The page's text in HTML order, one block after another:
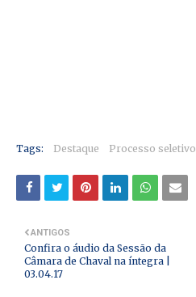
Tags: Destaque Processo seletivo
ANTIGOS
Confira o áudio da Sessão da
Câmara de Chaval na íntegra |
03.04.17